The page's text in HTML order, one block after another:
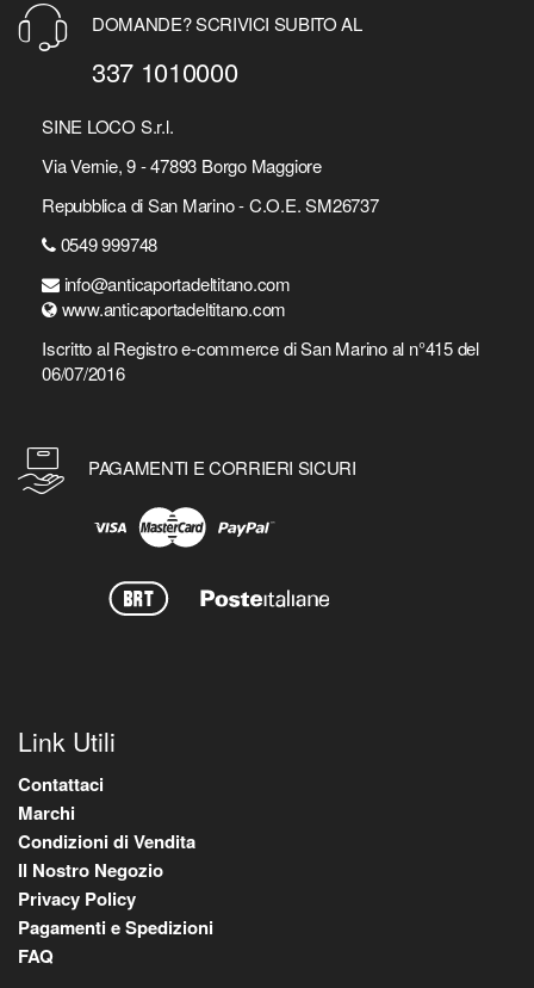
DOMANDE? SCRIVICI SUBITO AL
337 1010000
SINE LOCO S.r.l.
Via Vernie, 9 - 47893 Borgo Maggiore
Repubblica di San Marino - C.O.E. SM26737
0549 999748
info@anticaportadeltitano.com
www.anticaportadeltitano.com
Iscritto al Registro e-commerce di San Marino al n°415 del
06/07/2016
PAGAMENTI E CORRIERI SICURI
Link Utili
Contattaci
Marchi
Condizioni di Vendita
Il Nostro Negozio
Privacy Policy
Pagamenti e Spedizioni
FAQ